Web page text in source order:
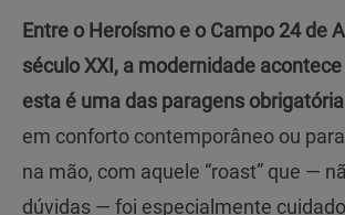
Entre o Heroísmo e o Campo 24 de
século XXI, a modernidade
esta é uma das paragens
em conforto contemporâneo ou
na mão, com aquele “roast” que —
dúvidas — foi especialmente